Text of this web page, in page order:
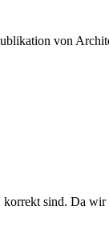
von
korrekt sind. Da